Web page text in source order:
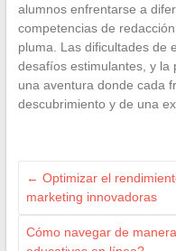
alumnos enfrentarse a
competencias de
pluma. Las dificultades de
desafíos estimulantes, y la
una aventura donde cada
descubrimiento y de una
← Optimizar el
marketing innovadoras
Cómo navegar de